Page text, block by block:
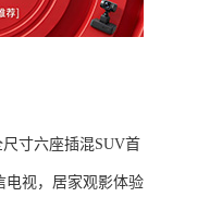
寸六座插混SUV首
电视，居家观影体验